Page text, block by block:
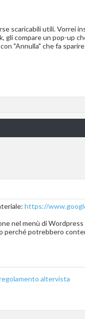
scaricabili utili. Vorrei
compare un pop-up
"Annulla" che fa
https://
nel menù di
perché potrebbero
altervista